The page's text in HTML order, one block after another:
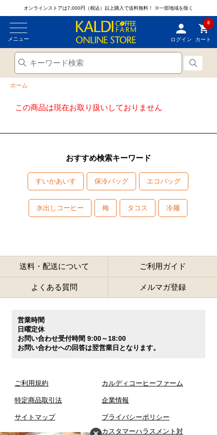
オンラインストアは7,000円（税込）以上購入で送料無料！ ※一部地域を除く
メニュー ログイン
0
カート
ホーム
この商品は現在お取り扱いしておりません
おすすめ検索キーワード
すいかあいす 保冷バッグ エコバッグ
水出しコーヒー 梅 タコス 冷麺
送料・配送について ご利用ガイド
よくある質問 メルマガ登録
営業時間
日曜定休
お問い合わせ受付時間 9:00～18:00
お問い合わせへの回答は翌営業日となります。
ご利用規約
特定商品取引法
サイトマップ
カルディコーヒーファーム
企業情報
プライバシーポリシー
カスタマーハラスメント対